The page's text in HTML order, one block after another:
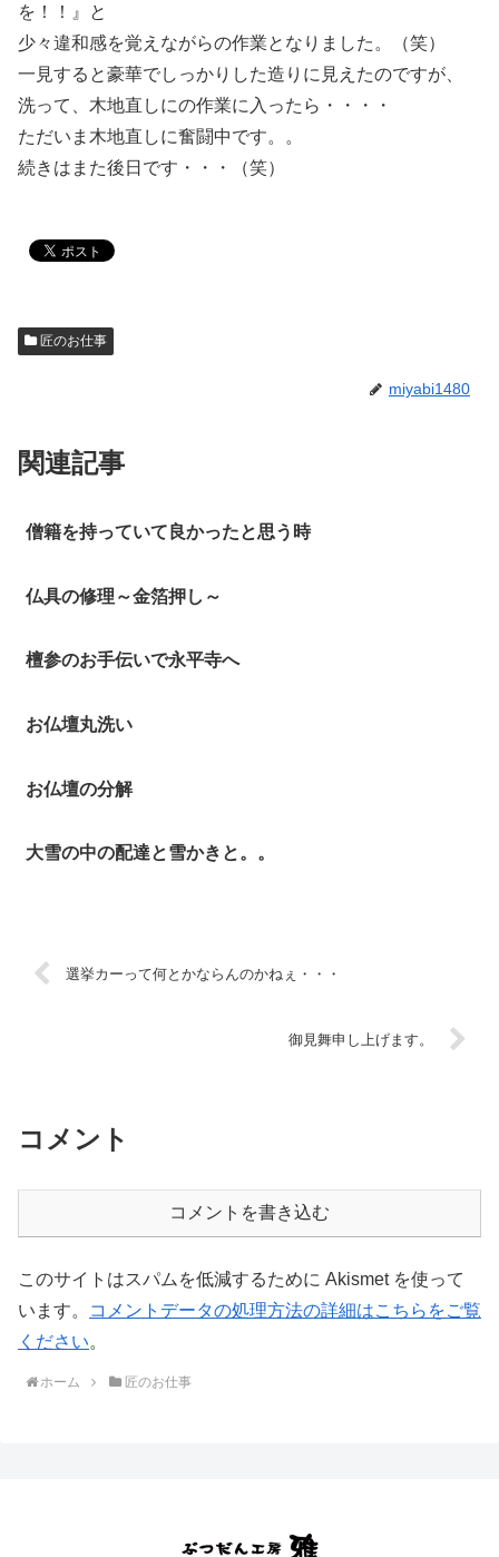
を！！』と
少々違和感を覚えながらの作業となりました。（笑）
一見すると豪華でしっかりした造りに見えたのですが、
洗って、木地直しにの作業に入ったら・・・・
ただいま木地直しに奮闘中です。。
続きはまた後日です・・・（笑）
匠のお仕事
miyabi1480
関連記事
僧籍を持っていて良かったと思う時
仏具の修理～金箔押し～
檀参のお手伝いで永平寺へ
お仏壇丸洗い
お仏壇の分解
大雪の中の配達と雪かきと。。
選挙カーって何とかならんのかねぇ・・・
御見舞申し上げます。
コメント
コメントを書き込む
このサイトはスパムを低減するために Akismet を使って
います。
コメントデータの処理方法の詳細はこちらをご覧
ください。
ホーム 匠のお仕事